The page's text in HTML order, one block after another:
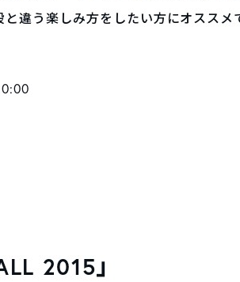
違う楽しみ方をしたい方にオススメ
2015」